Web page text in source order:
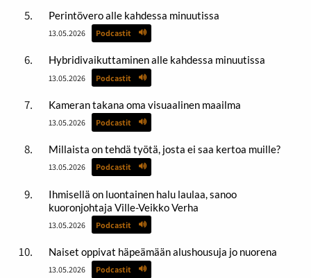
Perintövero alle kahdessa minuutissa
13.05.2026 Podcastit
Hybridivaikuttaminen alle kahdessa minuutissa
13.05.2026 Podcastit
Kameran takana oma visuaalinen maailma
13.05.2026 Podcastit
Millaista on tehdä työtä, josta ei saa kertoa muille?
13.05.2026 Podcastit
Ihmisellä on luontainen halu laulaa, sanoo
kuoronjohtaja Ville-Veikko Verha
13.05.2026 Podcastit
Naiset oppivat häpeämään alushousuja jo nuorena
13.05.2026 Podcastit